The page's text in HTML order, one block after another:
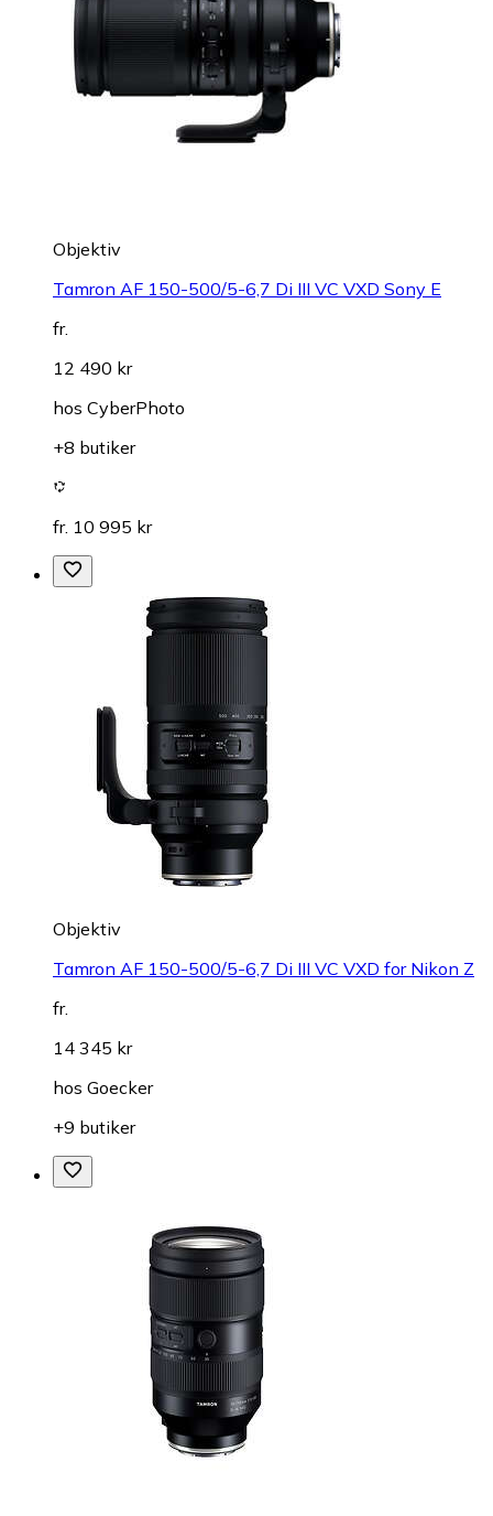
Objektiv
Tamron AF 150-500/5-6,7 Di III VC VXD Sony E
fr.
12 490 kr
hos CyberPhoto
+8 butiker
fr. 10 995 kr
Objektiv
Tamron AF 150-500/5-6,7 Di III VC VXD for Nikon Z
fr.
14 345 kr
hos Goecker
+9 butiker